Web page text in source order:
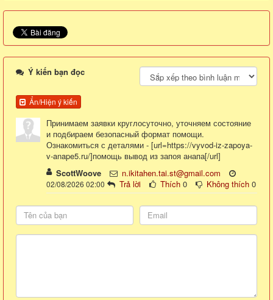
Ý kiến bạn đọc
Ẩn/Hiện ý kiến
Принимаем заявки круглосуточно, уточняем состояние
и подбираем безопасный формат помощи.
Ознакомиться с деталями - [url=https://vyvod-iz-zapoya-
v-anape5.ru/]помощь вывод из запоя анапа[/url]
ScottWoove
n.ikitahen.tai.st@gmail.com
02/08/2026 02:00 Trả lời Thích 0 Không thích 0